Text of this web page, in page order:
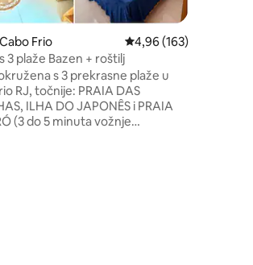
Frio Prosječna ocjena:
4,96 (163)
3 plaže Bazen + roštilj
s 3 prekrasne plaže u
RJ, točnije: PRAIA DAS
ILHA DO JAPONÊS i PRAIA
(3 do 5 minuta vožnje
standardno vrijeme dolaska u